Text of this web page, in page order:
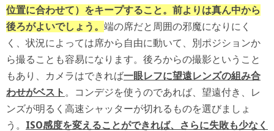
位置に合わせて）をキープすること。前よりは真ん中から
後ろがよいでしょう。 端の席だと周囲の邪魔になりにく
く、状況によっては席から自由に動いて、別ポジションか
ら撮ることも容易になります。後ろからの撮影ということ
もあり、カメラはできれば一眼レフに望遠レンズの組み合
わせがベスト 。コンデジを使うのであれば、望遠付き、レ
ンズが明るく高速シャッターが切れるものを選びましょ
う。 ISO感度を変えることができれば、さらに失敗も少なく